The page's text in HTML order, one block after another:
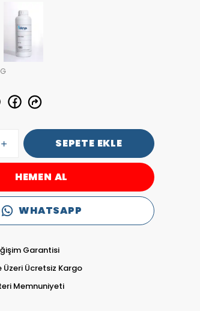
SEPETE EKLE
HEMEN AL
WHATSAPP
Garantisi
Üzeri Ücretsiz Kargo
Memnuniyeti